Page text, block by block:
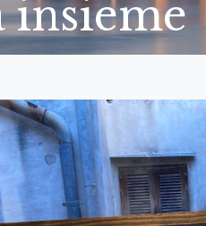
insieme